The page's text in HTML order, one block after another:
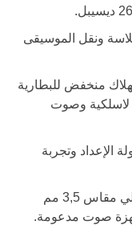
ونقل الموسيقى
منخفض للبطارية
وصوت
الإعداد وتجربة
تتضمن منافذ AUX وسلك توصيل تكميلي مقاس 3,5 مم